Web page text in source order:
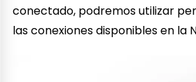
conectado, podremos utilizar
las conexiones disponibles en la